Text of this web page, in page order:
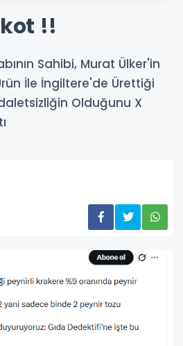
!!
Sahibi, Murat Ülker'in
İle İngiltere'de Ürettiği
Olduğunu X